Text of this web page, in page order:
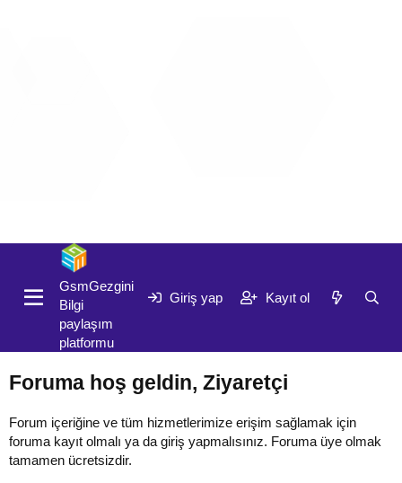
GsmGezgini
Bilgi
paylaşım
platformu
Giriş yap Kayıt ol
Foruma hoş geldin, Ziyaretçi
Forum içeriğine ve tüm hizmetlerimize erişim sağlamak için
foruma kayıt olmalı ya da giriş yapmalısınız. Foruma üye olmak
tamamen ücretsizdir.